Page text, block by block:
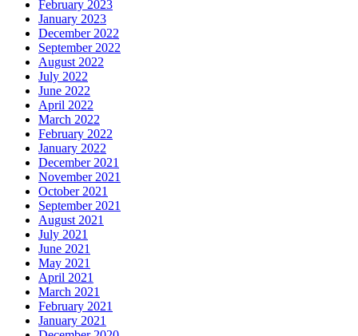
February 2023
January 2023
December 2022
September 2022
August 2022
July 2022
June 2022
April 2022
March 2022
February 2022
January 2022
December 2021
November 2021
October 2021
September 2021
August 2021
July 2021
June 2021
May 2021
April 2021
March 2021
February 2021
January 2021